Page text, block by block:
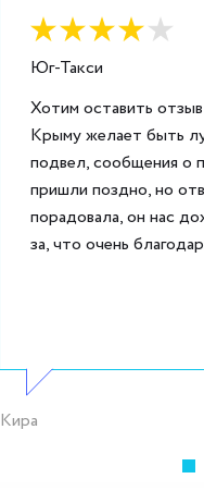
Юг-Такси
Хотим оставить
Крыму желает быть
подвел, сообщения о
пришли поздно, но
порадовала, он нас
за, что очень
Кира